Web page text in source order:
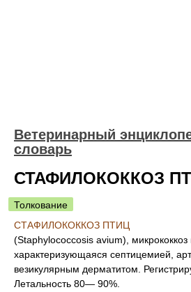
Ветеринарный
словарь
СТАФИЛОКОККОЗ
Толкование
СТАФИЛОКОККОЗ ПТИЦ
(Staphylococcosis avium),
характеризующаяся септицемией,
везикулярным дерматитом.
Летальность 80— 90%.